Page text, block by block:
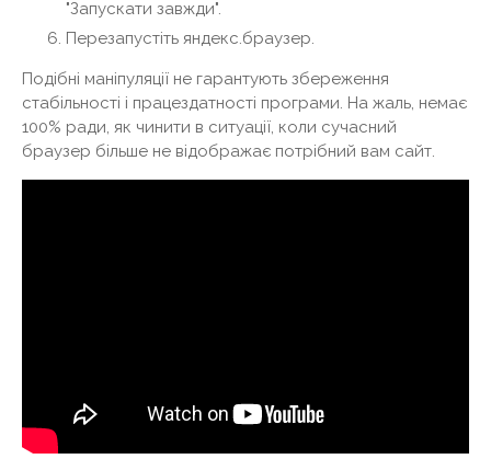
"Запускати завжди".
Перезапустіть яндекс.браузер.
Подібні маніпуляції не гарантують збереження
стабільності і працездатності програми. На жаль, немає
100% ради, як чинити в ситуації, коли сучасний
браузер більше не відображає потрібний вам сайт.